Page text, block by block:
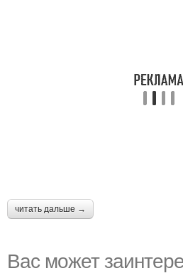
читать дальше →
Вас может